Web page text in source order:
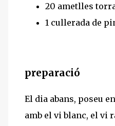
20 ametlles
1 cullerada de
preparació
El dia abans, poseu
amb el vi blanc, el vi